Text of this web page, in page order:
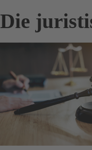
Die